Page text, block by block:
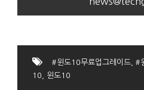
#윈도10무료업그레이드 #
10
윈도10